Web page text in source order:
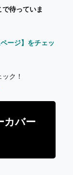
待っていま
ページ】をチェッ
ク！
カバー